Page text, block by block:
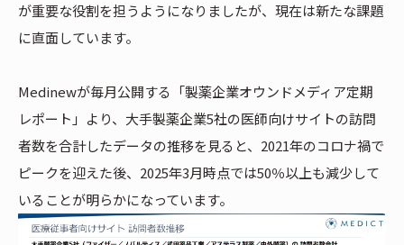
が重要な役割を担うようになりましたが、現在は新たな課題
に直面しています。
Medinewが毎月公開する「製薬企業オウンドメディア定期
レポート」より、大手製薬企業5社の医師向けサイトの訪問
者数を合計したデータの推移を見ると、2021年のコロナ禍で
ピークを迎えた後、2025年3月時点では50％以上も減少して
いることが明らかになっています。